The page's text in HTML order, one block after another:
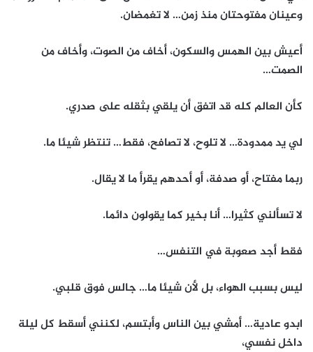
وعينان مفتوحتان منذ زمن… لا تغمضان.
أعيش بين الهمس والسكون، أخاف من الصوت، وأخاف من
الصمت…
كأن العالم كله قد اتفق أن يلقي بثقله على صدري.
لي يد ممدودة… لا تلوح، لا تصافح، فقط… تنتظر شيئا ما.
ربما مفتاح، أو صدفة، أو أحدهم يقرأ ما لا يقال.
لا تسألني كثيرا… أنا بخير كما يقولون دائما.
فقط أجد صعوبة في التنفس…
ليس بسبب الهواء، بل لأن شيئا ما… جالس فوق قلبي.
ابدو عادية… أمشي بين الناس وأبتسم، لكنني أسقط كل ليلة
داخل نفسي،